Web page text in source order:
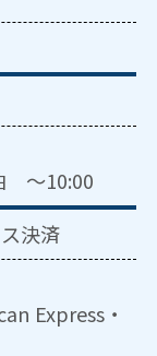
～10:00
決済
Express・